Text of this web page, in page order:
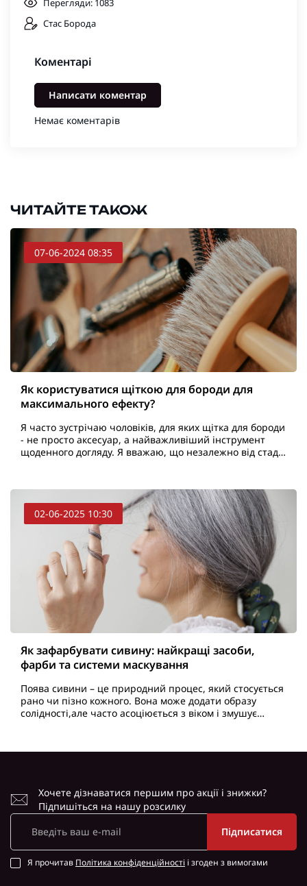
Стас Борода
Коментарі
Написати коментар
Немає коментарів
ЧИТАЙТЕ ТАКОЖ
07-06-2024 08:35
Як користуватися щіткою для бороди для
максимального ефекту?
Я часто зустрічаю чоловіків, для яких щітка для бороди
- не просто аксесуар, а найважливіший інструмент
щоденного догляду. Я вважаю, що незалежно від стадії
02-06-2025 10:30
Як зафарбувати сивину: найкращі засоби,
фарби та системи маскування
Поява сивини – це природний процес, який стосується
рано чи пізно кожного. Вона може додати образу
солідності,але часто асоціюється з віком і змушує
Хочете дізнаватися першим про акції і знижки?
Підпишіться на нашу розсилку
Підписатися
Я прочитав Політика конфіденційності і згоден з вимогами